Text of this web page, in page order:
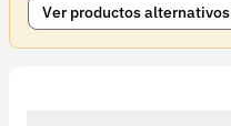
Ver productos alternativos
Términos y condiciones